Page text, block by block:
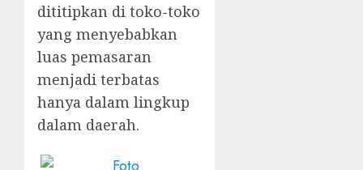
dititipkan di toko-toko
yang menyebabkan
luas pemasaran
menjadi terbatas
hanya dalam lingkup
dalam daerah.